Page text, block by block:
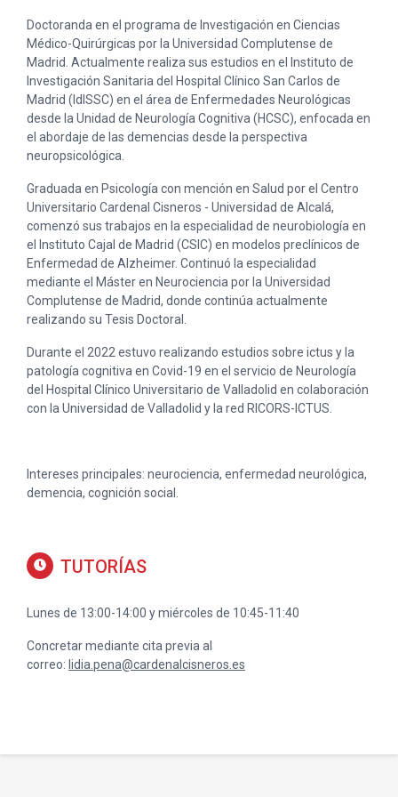
Doctoranda en el programa de Investigación en Ciencias
Médico-Quirúrgicas por la Universidad Complutense de
Madrid. Actualmente realiza sus estudios en el Instituto de
Investigación Sanitaria del Hospital Clínico San Carlos de
Madrid (IdISSC) en el área de Enfermedades Neurológicas
desde la Unidad de Neurología Cognitiva (HCSC), enfocada en
el abordaje de las demencias desde la perspectiva
neuropsicológica.
Graduada en Psicología con mención en Salud por el Centro
Universitario Cardenal Cisneros - Universidad de Alcalá,
comenzó sus trabajos en la especialidad de neurobiología en
el Instituto Cajal de Madrid (CSIC) en modelos preclínicos de
Enfermedad de Alzheimer. Continuó la especialidad
mediante el Máster en Neurociencia por la Universidad
Complutense de Madrid, donde continúa actualmente
realizando su Tesis Doctoral.
Durante el 2022 estuvo realizando estudios sobre ictus y la
patología cognitiva en Covid-19 en el servicio de Neurología
del Hospital Clínico Universitario de Valladolid en colaboración
con la Universidad de Valladolid y la red RICORS-ICTUS.
Intereses principales: neurociencia, enfermedad neurológica,
demencia, cognición social.
TUTORÍAS
Lunes de 13:00-14:00 y miércoles de 10:45-11:40
Concretar mediante cita previa al
correo: lidia.pena@cardenalcisneros.es